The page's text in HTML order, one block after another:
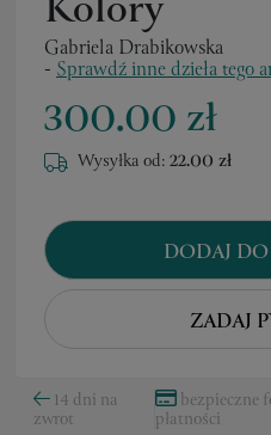
Kolory
Gabriela Drabikowska
- Sprawdź inne dzieła tego
300.00 zł
Wysyłka od:22.00 zł
DODAJ
ZADAJ
14 dni na
zwrot
bezpieczne
płatności